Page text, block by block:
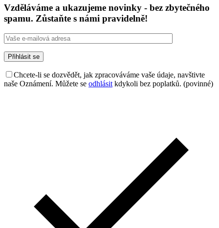
Vzděláváme a ukazujeme novinky - bez zbytečného
spamu. Zůstaňte s námi pravidelně!
Chcete-li se dozvědět, jak zpracováváme vaše údaje, navštivte
naše Oznámení. Můžete se odhlásit kdykoli bez poplatků. (povinné)